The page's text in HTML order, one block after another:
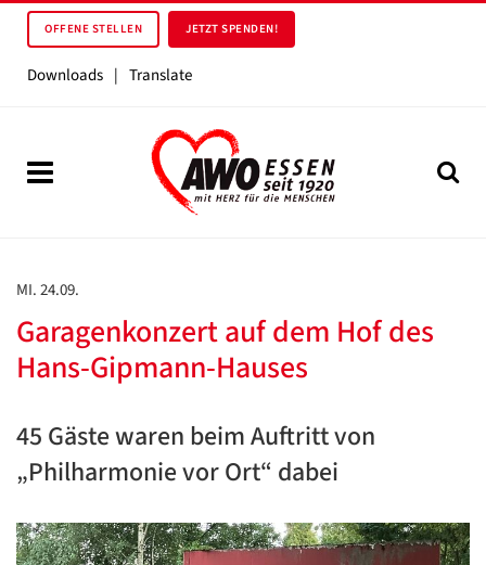
OFFENE STELLEN JETZT SPENDEN!
Downloads | Translate
MI. 24.09.
Garagenkonzert auf dem Hof des
Hans-Gipmann-Hauses
45 Gäste waren beim Auftritt von
„Philharmonie vor Ort“ dabei